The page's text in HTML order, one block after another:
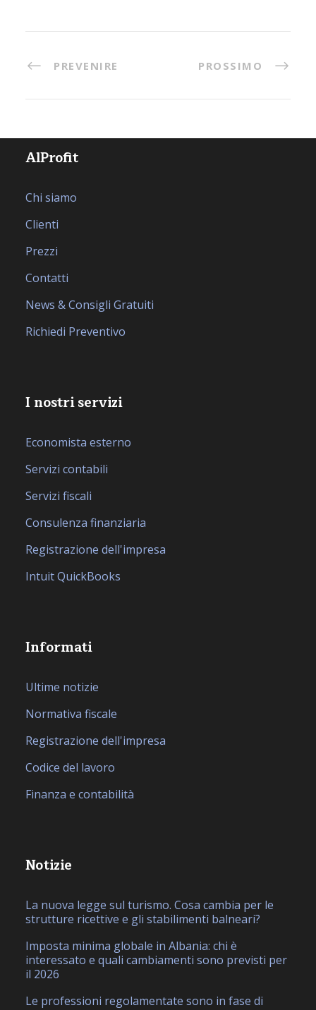
PREVENIRE PROSSIMO
AlProfit
Chi siamo
Clienti
Prezzi
Contatti
News & Consigli Gratuiti
Richiedi Preventivo
I nostri servizi
Economista esterno
Servizi contabili
Servizi fiscali
Consulenza finanziaria
Registrazione dell'impresa
Intuit QuickBooks
Informati
Ultime notizie
Normativa fiscale
Registrazione dell'impresa
Codice del lavoro
Finanza e contabilità
Notizie
La nuova legge sul turismo. Cosa cambia per le
strutture ricettive e gli stabilimenti balneari?
Imposta minima globale in Albania: chi è
interessato e quali cambiamenti sono previsti per
il 2026
Le professioni regolamentate sono in fase di